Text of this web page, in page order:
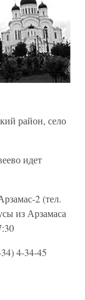
район, село
идет
2 (тел.
из Арзамаса
4-34-45